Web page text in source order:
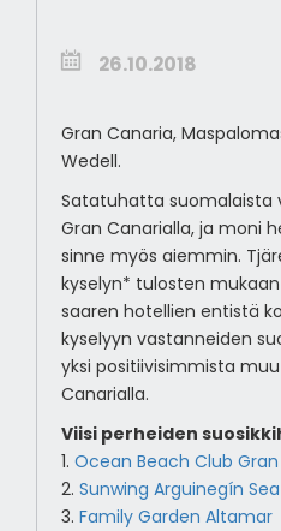
26.10.2018
Gran Canaria,
Wedell.
Satatuhatta suomalaista
Gran Canarialla, ja moni
sinne myös aiemmin.
kyselyn* tulosten
saaren hotellien entistä
kyselyyn vastanneiden
yksi positiivisimmista
Canarialla.
Viisi perheiden
1. Ocean Beach Club
2. Sunwing Arguinegín
3. Family Garden Altamar